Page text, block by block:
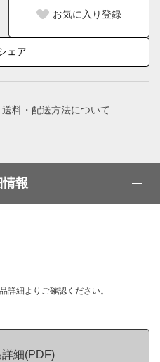
お気に入り登録
ェア
送料・配送方法について
報
詳細よりご確認ください。
細(PDF)